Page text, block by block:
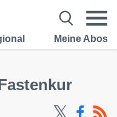
Meine Abos